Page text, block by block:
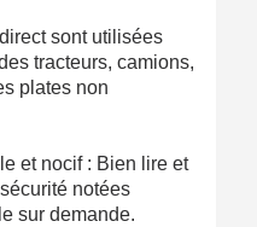
sont utilisées
tracteurs, camions,
plates non
et nocif : Bien lire et
notées
sur demande.